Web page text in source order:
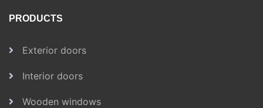
PRODUCTS
Exterior doors
Interior doors
Wooden windows